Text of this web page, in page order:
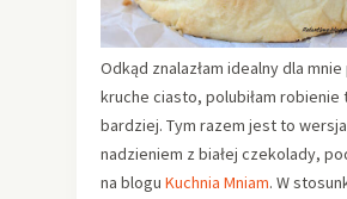
Odkąd znalazłam idealny dla
kruche ciasto, polubiłam
bardziej. Tym razem jest to
nadzieniem z białej czekolady,
na blogu Kuchnia Mniam. W